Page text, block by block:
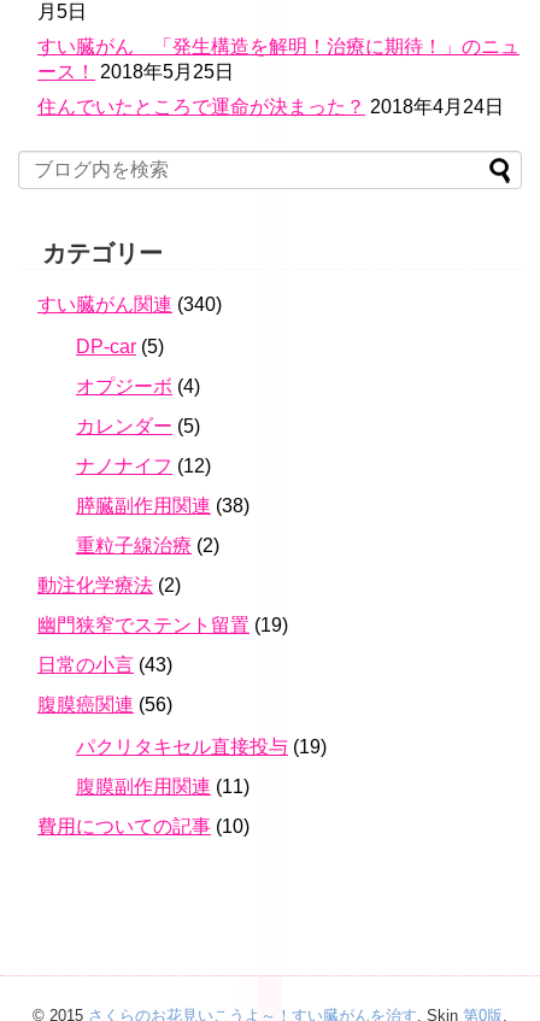
月5日
すい臓がん 「発生構造を解明！治療に期待！」のニュ
ース！
2018年5月25日
住んでいたところで運命が決まった？ 2018年4月24日
カテゴリー
すい臓がん関連 (340)
DP-car (5)
オプジーボ (4)
カレンダー (5)
ナノナイフ (12)
膵臓副作用関連 (38)
重粒子線治療 (2)
動注化学療法 (2)
幽門狭窄でステント留置 (19)
日常の小言 (43)
腹膜癌関連 (56)
パクリタキセル直接投与 (19)
腹膜副作用関連 (11)
費用についての記事 (10)
© 2015 さくらのお花見いこうよ～！すい臓がんを治す. Skin 第0版.